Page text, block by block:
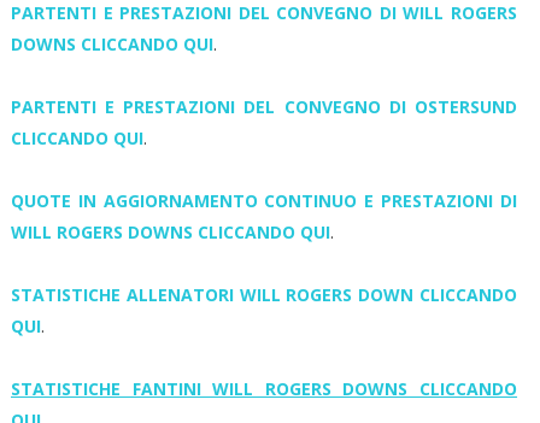
PARTENTI E PRESTAZIONI DEL CONVEGNO DI WILL ROGERS
DOWNS CLICCANDO QUI.
PARTENTI E PRESTAZIONI DEL CONVEGNO DI OSTERSUND
CLICCANDO QUI.
QUOTE IN AGGIORNAMENTO CONTINUO E PRESTAZIONI DI
WILL ROGERS DOWNS CLICCANDO QUI.
STATISTICHE ALLENATORI WILL ROGERS DOWN CLICCANDO
QUI.
STATISTICHE FANTINI WILL ROGERS DOWNS CLICCANDO